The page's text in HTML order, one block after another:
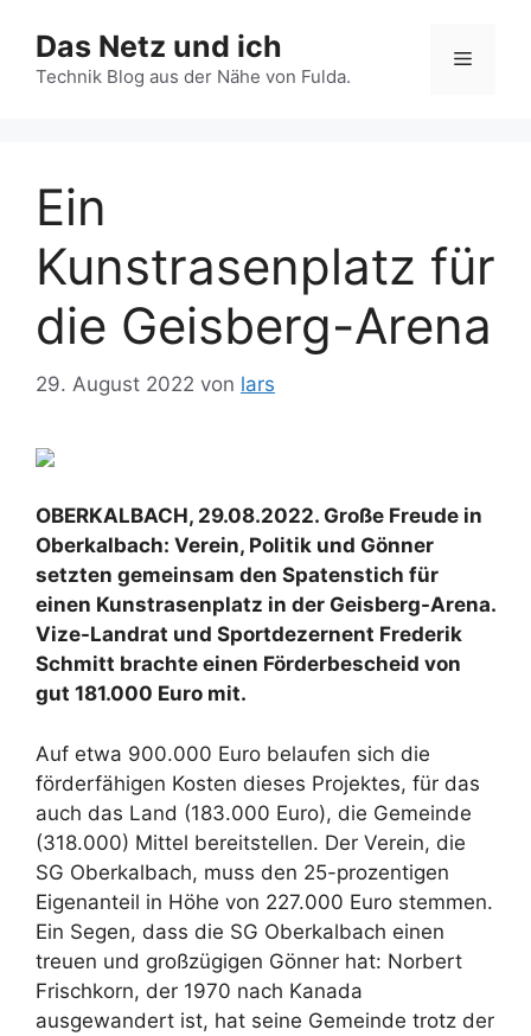
Inhalt
springen
Das Netz und ich
Technik Blog aus der Nähe von Fulda.
Menü
Ein
Kunstrasenplatz für
die Geisberg-Arena
29. August 2022 von lars
OBERKALBACH, 29.08.2022. Große Freude in
Oberkalbach: Verein, Politik und Gönner
setzten gemeinsam den Spatenstich für
einen Kunstrasenplatz in der Geisberg-Arena.
Vize-Landrat und Sportdezernent Frederik
Schmitt brachte einen Förderbescheid von
gut 181.000 Euro mit.
Auf etwa 900.000 Euro belaufen sich die
förderfähigen Kosten dieses Projektes, für das
auch das Land (183.000 Euro), die Gemeinde
(318.000) Mittel bereitstellen. Der Verein, die
SG Oberkalbach, muss den 25-prozentigen
Eigenanteil in Höhe von 227.000 Euro stemmen.
Ein Segen, dass die SG Oberkalbach einen
treuen und großzügigen Gönner hat: Norbert
Frischkorn, der 1970 nach Kanada
ausgewandert ist, hat seine Gemeinde trotz der